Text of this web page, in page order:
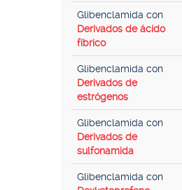
Glibenclamida con
Derivados de ácido
fíbrico
Glibenclamida con
Derivados de
estrógenos
Glibenclamida con
Derivados de
sulfonamida
Glibenclamida con